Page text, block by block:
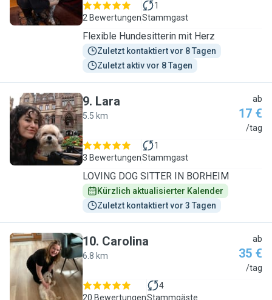
2 Bewertungen
1
Stammgast
Flexible Hundesitterin mit Herz
Zuletzt kontaktiert vor 8 Tagen
Zuletzt aktiv vor 8 Tagen
L
9. Lara
5.5 km
ab
17 €
/tag
3 Bewertungen
1
Stammgast
LOVING DOG SITTER IN BORHEIM
Kürzlich aktualisierter Kalender
Zuletzt kontaktiert vor 3 Tagen
C
10. Carolina
6.8 km
ab
35 €
/tag
20 Bewertungen
4
Stammgäste